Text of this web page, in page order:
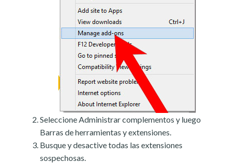
Seleccione Administrar complementos y luego
Barras de herramientas y extensiones.
Busque y desactive todas las extensiones
sospechosas.